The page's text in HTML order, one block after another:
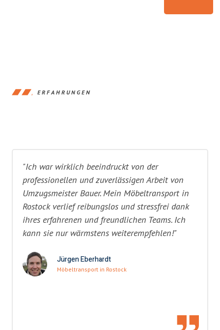
ERFAHRUNGEN
"Ich war wirklich beeindruckt von der
professionellen und zuverlässigen Arbeit von
Umzugsmeister Bauer. Mein Möbeltransport in
Rostock verlief reibungslos und stressfrei dank
ihres erfahrenen und freundlichen Teams. Ich
kann sie nur wärmstens weiterempfehlen!"
Jürgen Eberhardt
Möbeltransport in Rostock